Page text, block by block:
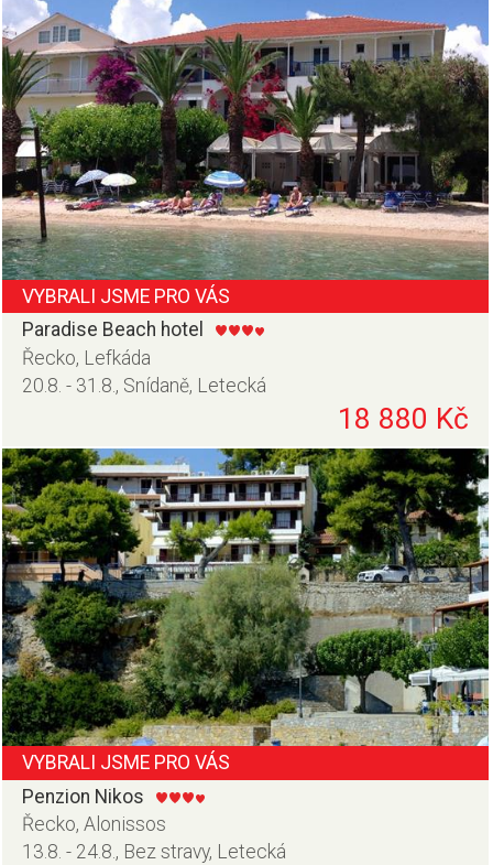
VYBRALI JSME PRO VÁS
Paradise Beach hotel
Řecko, Lefkáda
20.8. - 31.8., Snídaně, Letecká
18 880 Kč
VYBRALI JSME PRO VÁS
Penzion Nikos
Řecko, Alonissos
13.8. - 24.8., Bez stravy, Letecká